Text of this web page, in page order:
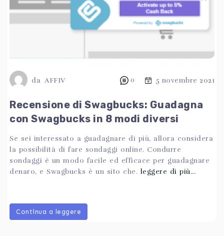
da AFFIV 0 5 novembre 2021
Recensione di Swagbucks: Guadagna
con Swagbucks in 8 modi diversi
Se sei interessato a guadagnare di più, allora considera
la possibilità di fare sondaggi online. Condurre
sondaggi è un modo facile ed efficace per guadagnare
denaro, e Swagbucks è un sito che. leggere di più...
Continua a leggere